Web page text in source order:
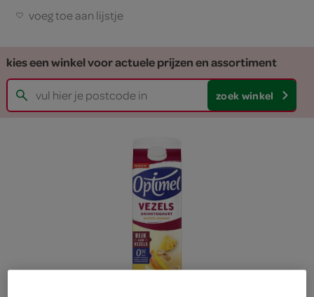
voeg toe aan lijstje
kies een winkel voor actuele prijzen en assortiment
zoek winkel